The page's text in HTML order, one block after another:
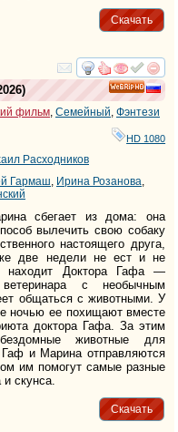
Скачать
смотреть
HD
фильм, Семейный, Фэнтези
HD 1080
Расходников
Гармаш, Ирина Розанова,
сбегает из дома: она
вылечить свою собаку
настоящего друга,
две недели не ест и не
находит Доктора Гафа —
с необычным
общаться с животными. У
ночью ее похищают вместе
доктора Гафа. За этим
животные для
и Марина отправляются
им помогут самые разные
скунса.
Скачать